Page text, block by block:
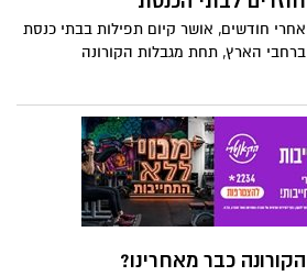
במצב במהלך האשפוז
מגפת הקורונה שחזה שעם הסרת הסגר
מספר החולים היומיים ידעך? להפך, מודלים
החולים - משרד הבריאות טען שיהיו 300
חולים חדשים ביום ואילו משרד האוצר הקל
מאוד בהערכה של 100 חולים ביום.
אחרי חודשים, אושר קיום תפילות בבתי כנסת
ברחבי הארץ, תחת מגבלות הקורונה
הקורונה כבר מאחרינו?